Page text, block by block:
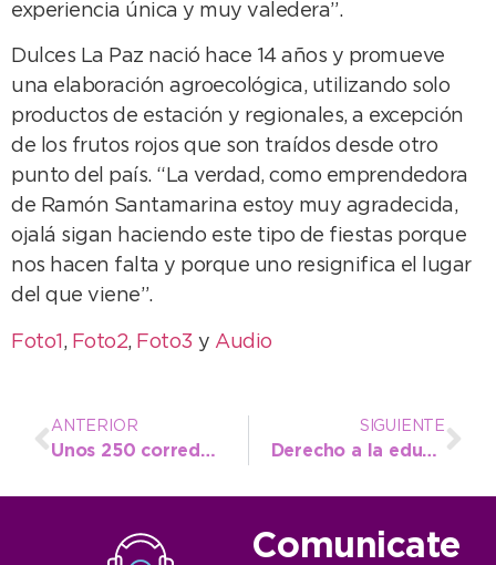
experiencia única y muy valedera”.
Dulces La Paz nació hace 14 años y promueve
una elaboración agroecológica, utilizando solo
productos de estación y regionales, a excepción
de los frutos rojos que son traídos desde otro
punto del país. “La verdad, como emprendedora
de Ramón Santamarina estoy muy agradecida,
ojalá sigan haciendo este tipo de fiestas porque
nos hacen falta y porque uno resignifica el lugar
del que viene”.
Foto1 , Foto2, Foto3 y Audio
ANTERIOR
Unos 250 corredores y figuras del atletismo dirán presente en el cross provincial de Necochea
SIGUIENTE
Derecho a la educación, accesibilidad y una sociedad más justa
Comunicate